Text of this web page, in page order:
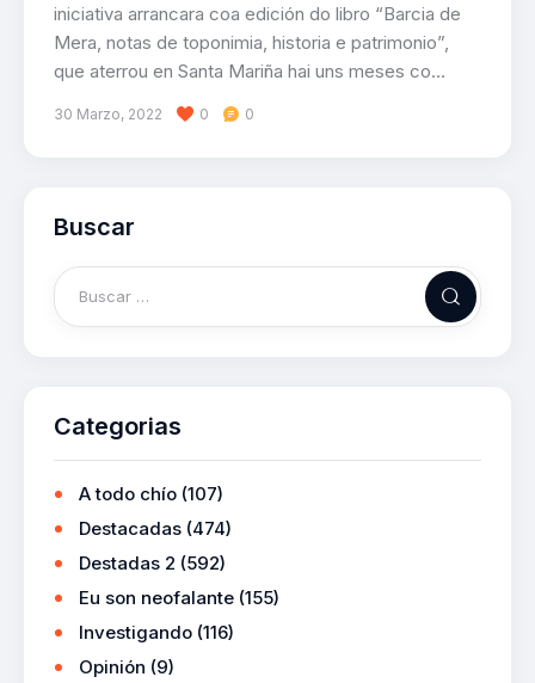
iniciativa arrancara coa edición do libro “Barcia de
Mera, notas de toponimia, historia e patrimonio”,
que aterrou en Santa Mariña hai uns meses co…
30 Marzo, 2022 0 0
Buscar
Categorias
A todo chío (107)
Destacadas (474)
Destadas 2 (592)
Eu son neofalante (155)
Investigando (116)
Opinión (9)